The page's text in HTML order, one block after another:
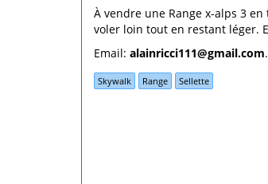
À vendre une Range x-alps 3
voler loin tout en restant léger.
Email: alainricci111@gmail.com
Skywalk Range Sellette